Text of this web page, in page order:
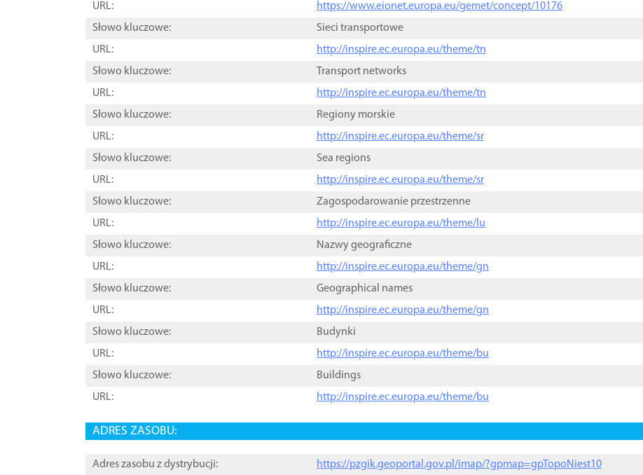
URL:
https://www.eionet.europa.eu/gemet/concept/10176
Słowo kluczowe:
Sieci transportowe
URL:
http://inspire.ec.europa.eu/theme/tn
Słowo kluczowe:
Transport networks
URL:
http://inspire.ec.europa.eu/theme/tn
Słowo kluczowe:
Regiony morskie
URL:
http://inspire.ec.europa.eu/theme/sr
Słowo kluczowe:
Sea regions
URL:
http://inspire.ec.europa.eu/theme/sr
Słowo kluczowe:
Zagospodarowanie przestrzenne
URL:
http://inspire.ec.europa.eu/theme/lu
Słowo kluczowe:
Nazwy geograficzne
URL:
http://inspire.ec.europa.eu/theme/gn
Słowo kluczowe:
Geographical names
URL:
http://inspire.ec.europa.eu/theme/gn
Słowo kluczowe:
Budynki
URL:
http://inspire.ec.europa.eu/theme/bu
Słowo kluczowe:
Buildings
URL:
http://inspire.ec.europa.eu/theme/bu
ADRES ZASOBU:
Adres zasobu z dystrybucji: https://pzgik.geoportal.gov.pl/imap/?gpmap=gpTopoNiest10